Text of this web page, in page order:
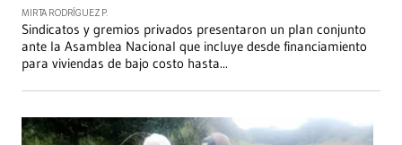
MIRTA RODRÍGUEZ P.
Sindicatos y gremios privados presentaron un plan conjunto
ante la Asamblea Nacional que incluye desde financiamiento
para viviendas de bajo costo hasta...